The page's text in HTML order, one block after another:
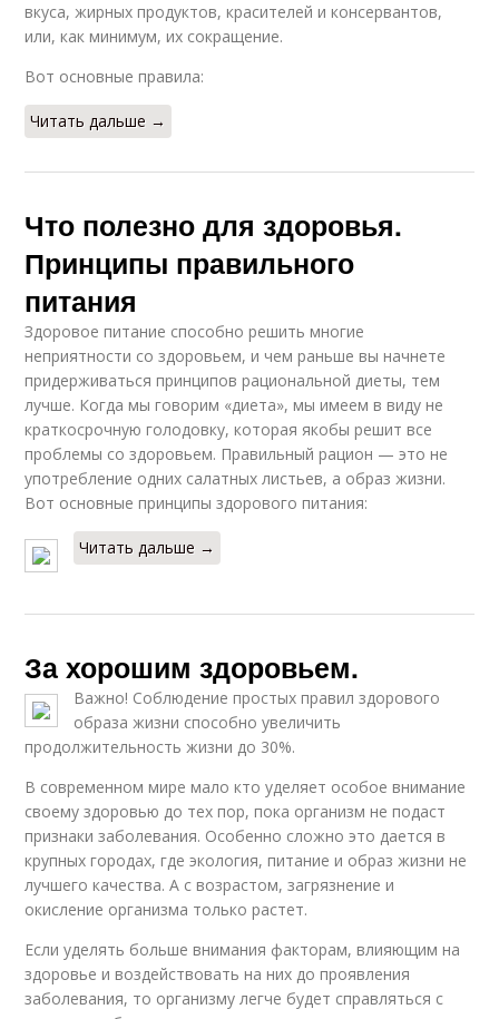
вкуса, жирных продуктов, красителей и консервантов,
или, как минимум, их сокращение.
Вот основные правила:
Читать дальше →
Что полезно для здоровья.
Принципы правильного
питания
Здоровое питание способно решить многие
неприятности со здоровьем, и чем раньше вы начнете
придерживаться принципов рациональной диеты, тем
лучше. Когда мы говорим «диета», мы имеем в виду не
краткосрочную голодовку, которая якобы решит все
проблемы со здоровьем. Правильный рацион — это не
употребление одних салатных листьев, а образ жизни.
Вот основные принципы здорового питания:
Читать дальше →
За хорошим здоровьем.
Важно! Соблюдение простых правил здорового
образа жизни способно увеличить
продолжительность жизни до 30%.
В современном мире мало кто уделяет особое внимание
своему здоровью до тех пор, пока организм не подаст
признаки заболевания. Особенно сложно это дается в
крупных городах, где экология, питание и образ жизни не
лучшего качества. А с возрастом, загрязнение и
окисление организма только растет.
Если уделять больше внимания факторам, влияющим на
здоровье и воздействовать на них до проявления
заболевания, то организму легче будет справляться с